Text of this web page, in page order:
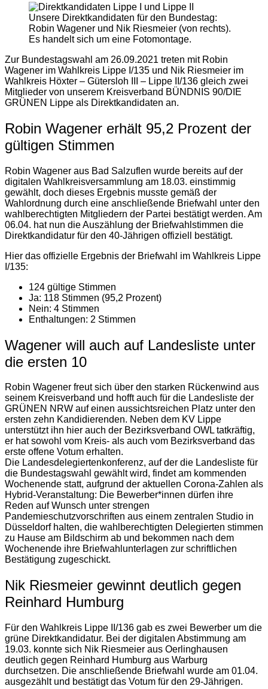
Unsere Direktkandidaten für den Bundestag:
Robin Wagener und Nik Riesmeier (von rechts).
Es handelt sich um eine Fotomontage.
Zur Bundestagswahl am 26.09.2021 treten mit Robin
Wagener im Wahlkreis Lippe I/135 und Nik Riesmeier im
Wahlkreis Höxter – Gütersloh III – Lippe II/136 gleich zwei
Mitglieder von unserem Kreisverband BÜNDNIS 90/DIE
GRÜNEN Lippe als Direktkandidaten an.
Robin Wagener erhält 95,2 Prozent der
gültigen Stimmen
Robin Wagener aus Bad Salzuflen wurde bereits auf der
digitalen Wahlkreisversammlung am 18.03. einstimmig
gewählt, doch dieses Ergebnis musste gemäß der
Wahlordnung durch eine anschließende Briefwahl unter den
wahlberechtigten Mitgliedern der Partei bestätigt werden. Am
06.04. hat nun die Auszählung der Briefwahlstimmen die
Direktkandidatur für den 40-Jährigen offiziell bestätigt.
Hier das offizielle Ergebnis der Briefwahl im Wahlkreis Lippe
I/135:
124 gültige Stimmen
Ja: 118 Stimmen (95,2 Prozent)
Nein: 4 Stimmen
Enthaltungen: 2 Stimmen
Wagener will auch auf Landesliste unter
die ersten 10
Robin Wagener freut sich über den starken Rückenwind aus
seinem Kreisverband und hofft auch für die Landesliste der
GRÜNEN NRW auf einen aussichtsreichen Platz unter den
ersten zehn Kandidierenden. Neben dem KV Lippe
unterstützt ihn hier auch der Bezirksverband OWL tatkräftig,
er hat sowohl vom Kreis- als auch vom Bezirksverband das
erste offene Votum erhalten.
Die Landesdelegiertenkonferenz, auf der die Landesliste für
die Bundestagswahl gewählt wird, findet am kommenden
Wochenende statt, aufgrund der aktuellen Corona-Zahlen als
Hybrid-Veranstaltung: Die Bewerber*innen dürfen ihre
Reden auf Wunsch unter strengen
Pandemieschutzvorschriften aus einem zentralen Studio in
Düsseldorf halten, die wahlberechtigten Delegierten stimmen
zu Hause am Bildschirm ab und bekommen nach dem
Wochenende ihre Briefwahlunterlagen zur schriftlichen
Bestätigung zugeschickt.
Nik Riesmeier gewinnt deutlich gegen
Reinhard Humburg
Für den Wahlkreis Lippe II/136 gab es zwei Bewerber um die
grüne Direktkandidatur. Bei der digitalen Abstimmung am
19.03. konnte sich Nik Riesmeier aus Oerlinghausen
deutlich gegen Reinhard Humburg aus Warburg
durchsetzen. Die anschließende Briefwahl wurde am 01.04.
ausgezählt und bestätigt das Votum für den 29-Jährigen.